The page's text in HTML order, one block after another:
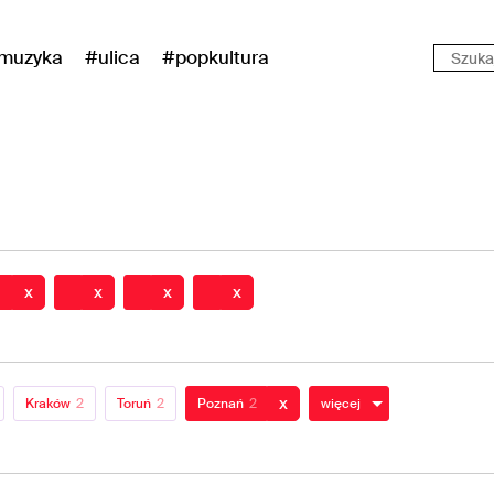
#ulica #popkultura
x x x x
Kraków 2 Toruń 2 Poznań 2 x więcej